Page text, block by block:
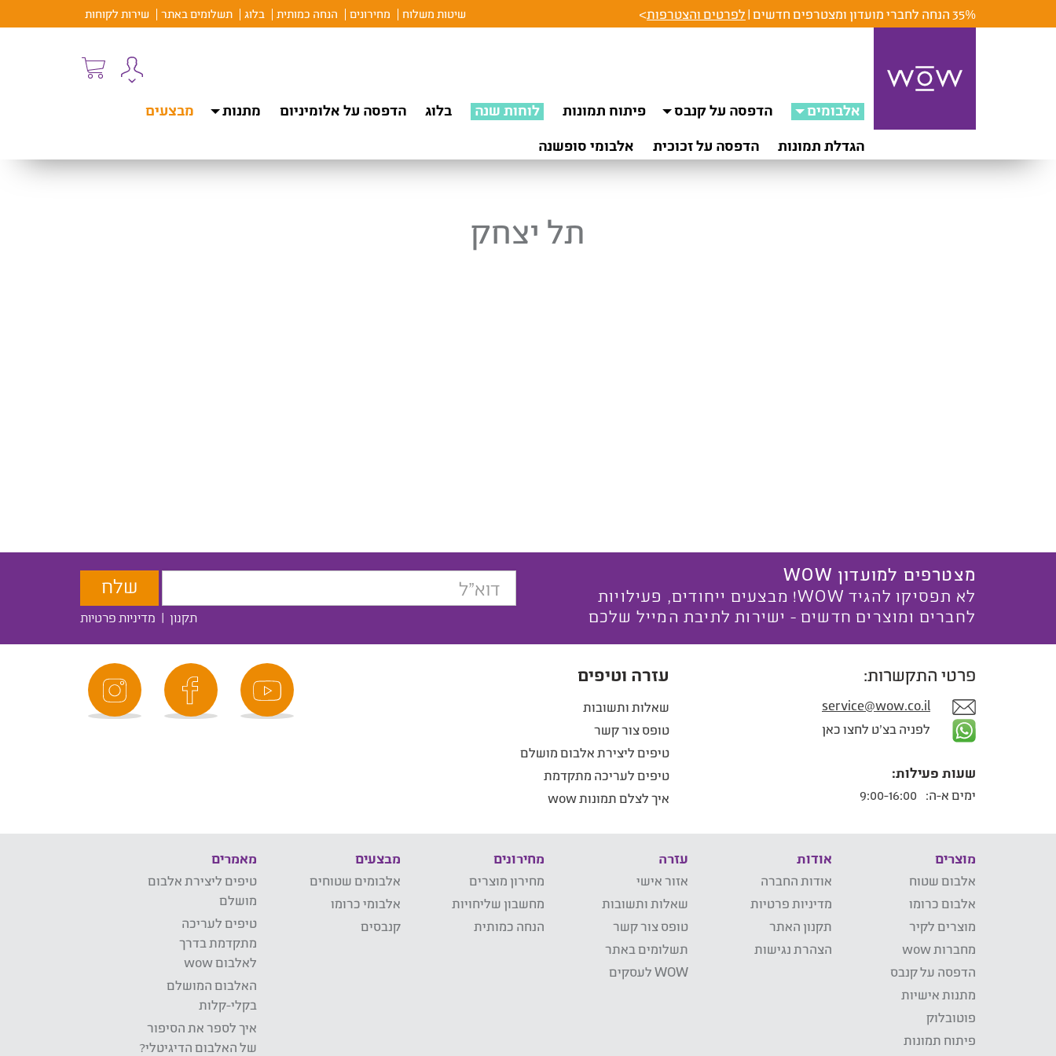
35% הנחה לחברי מועדון ומצטרפים חדשים | לפרטים והצטרפות> שיטות משלוח מחירונים הנחה כמותית בלוג תשלומים באתר שירות לקוחות
אלבומים הדפסה על קנבס פיתוח תמונות לוחות שנה בלוג הדפסה על אלומיניום מתנות
מבצעים
הגדלת תמונות
הדפסה על זכוכית אלבומי סופשנה
תל יצחק
מצטרפים למועדון WOW
לא תפסיקו להגיד WOW! מבצעים ייחודים, פעילויות
לחברים ומוצרים חדשים - ישירות לתיבת המייל שלכם
תקנון | מדיניות פרטיות
פרטי התקשרות:
service@wow.co.il
לפניה בצ'ט לחצו כאן
שעות פעילות:
ימים א-ה:
עזרה וטיפים
שאלות ותשובות
טופס צור קשר
טיפים ליצירת אלבום מושלם
טיפים לעריכה מתקדמת
איך לצלם תמונות wow
מוצרים
אלבום שטוח
אלבום כרומו
מוצרים לקיר
מחברות wow
הדפסה על קנבס
מתנות אישיות
פוטובלוק
פיתוח תמונות
אודות
אודות החברה
מדיניות פרטיות
תקנון האתר
הצהרת נגישות
עזרה
אזור אישי
שאלות ותשובות
טופס צור קשר
תשלומים באתר
WOW לעסקים
מחירונים
מחירון מוצרים
מחשבון שליחויות
הנחה כמותית
מבצעים
אלבומים שטוחים
אלבומי כרומו
קנבסים
מאמרים
טיפים ליצירת אלבום
מושלם
טיפים לעריכה
מתקדמת בדרך
לאלבום wow
האלבום המושלם
בקלי-קלות
איך לספר את הסיפור
של האלבום הדיגיטלי?